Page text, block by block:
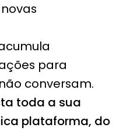
para
conversam.
toda a sua
plataforma, do